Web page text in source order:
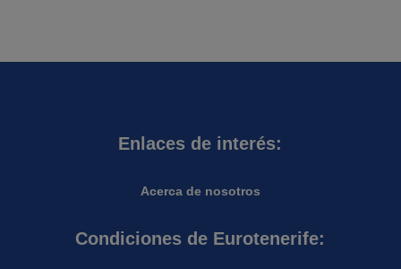
Enlaces de interés:
Acerca de nosotros
Condiciones de Eurotenerife: